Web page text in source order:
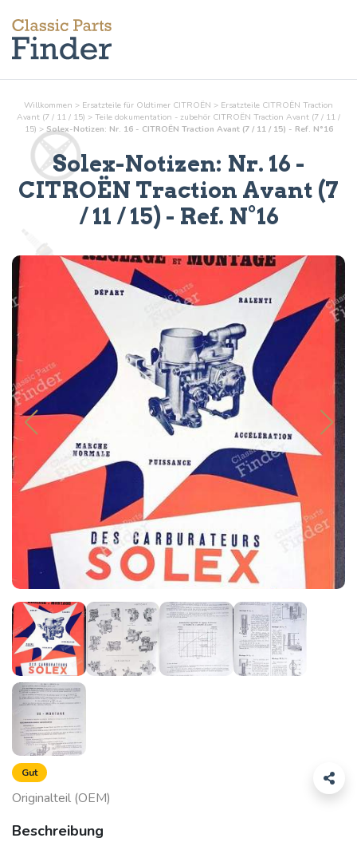
Willkommen > Ersatzteile für Oldtimer CITROËN > Ersatzteile CITROËN Traction
Avant (7 / 11 / 15) > Teile dokumentation - zubehör CITROËN Traction Avant (7 / 11 /
15) > Solex-Notizen: Nr. 16 - CITROËN Traction Avant (7 / 11 / 15) - Ref. N°16
Solex-Notizen: Nr. 16 -
CITROËN Traction Avant (7
/ 11 / 15) - Ref. N°16
Gut
Originalteil (OEM)
Beschreibung